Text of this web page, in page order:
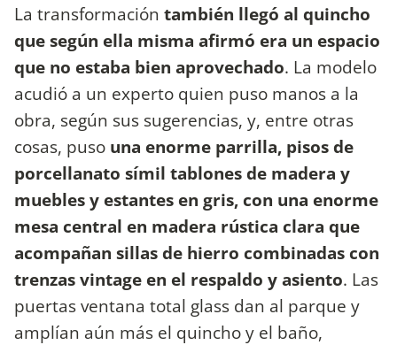
La transformación también llegó al quincho
que según ella misma afirmó era un espacio
que no estaba bien aprovechado. La modelo
acudió a un experto quien puso manos a la
obra, según sus sugerencias, y, entre otras
cosas, puso una enorme parrilla, pisos de
porcellanato símil tablones de madera y
muebles y estantes en gris, con una enorme
mesa central en madera rústica clara que
acompañan sillas de hierro combinadas con
trenzas vintage en el respaldo y asiento. Las
puertas ventana total glass dan al parque y
amplían aún más el quincho y el baño,